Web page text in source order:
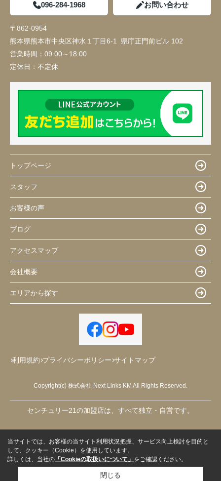
096-284-1968 お問い合わせ
〒862-0954
熊本県熊本市中央区神水１丁目6-1 県庁正門前ビル 102
営業時間： 09:00～18:00
定休日： 不定休
トップページ
スタッフ
お客様の声
ブログ
アクセスマップ
会社概要
エリアから探す
利用規約 プライバシーポリシー サイトマップ
Copyright(c) 株式会社 Next Links KM All Rights Reserved.
センチュリー21の加盟店は、すべて独立・自営です。
当サイトでは、お客様の当サイト利用状況把握、サービス向上検討を目的と
して、クッキー（Cookie）を使用しています。
詳しくは、当社の 「Cookieの取扱いについて」 をご確認ください。
閉じる